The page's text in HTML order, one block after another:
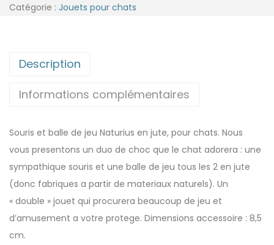
Catégorie : Jouets pour chats
Description
Informations complémentaires
Souris et balle de jeu Naturius en jute, pour chats. Nous
vous presentons un duo de choc que le chat adorera : une
sympathique souris et une balle de jeu tous les 2 en jute
(donc fabriques a partir de materiaux naturels). Un
« double » jouet qui procurera beaucoup de jeu et
d’amusement a votre protege. Dimensions accessoire : 8,5
cm.